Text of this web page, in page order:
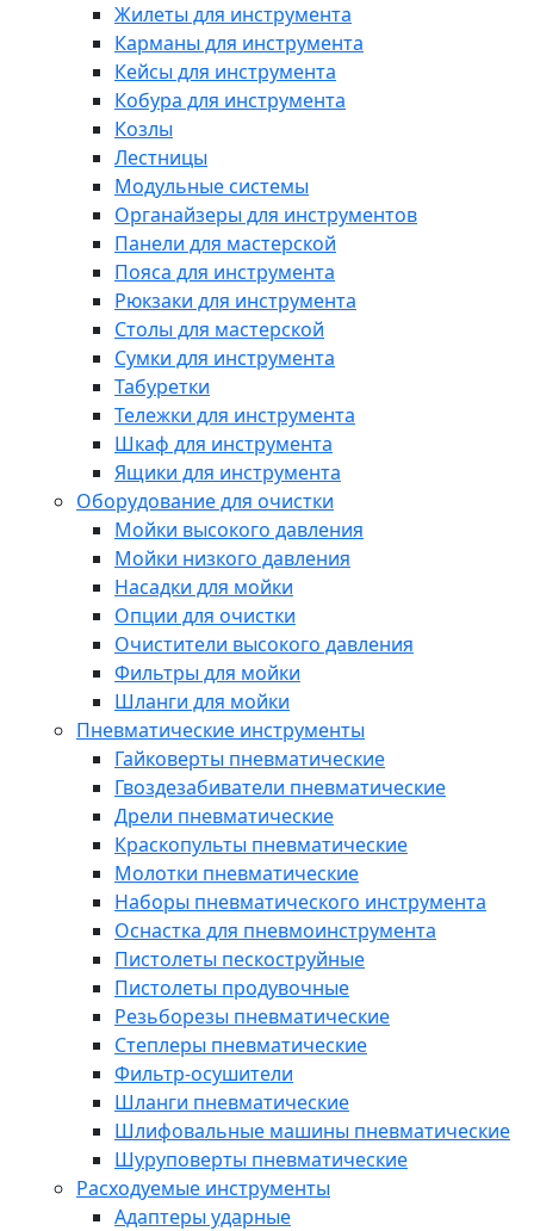
Жилеты для инструмента
Карманы для инструмента
Кейсы для инструмента
Кобура для инструмента
Козлы
Лестницы
Модульные системы
Органайзеры для инструментов
Панели для мастерской
Пояса для инструмента
Рюкзаки для инструмента
Столы для мастерской
Сумки для инструмента
Табуретки
Тележки для инструмента
Шкаф для инструмента
Ящики для инструмента
Оборудование для очистки
Мойки высокого давления
Мойки низкого давления
Насадки для мойки
Опции для очистки
Очистители высокого давления
Фильтры для мойки
Шланги для мойки
Пневматические инструменты
Гайковерты пневматические
Гвоздезабиватели пневматические
Дрели пневматические
Краскопульты пневматические
Молотки пневматические
Наборы пневматического инструмента
Оснастка для пневмоинструмента
Пистолеты пескоструйные
Пистолеты продувочные
Резьборезы пневматические
Степлеры пневматические
Фильтр-осушители
Шланги пневматические
Шлифовальные машины пневматические
Шуруповерты пневматические
Расходуемые инструменты
Адаптеры ударные